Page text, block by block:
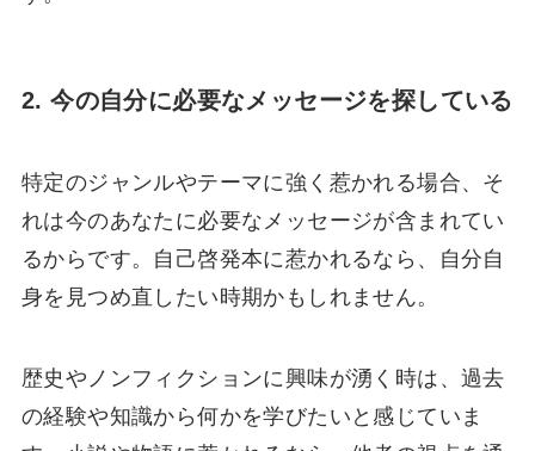
2. 今の自分に必要なメッセージを探している
特定のジャンルやテーマに強く惹かれる場合、そ
れは今のあなたに必要なメッセージが含まれてい
るからです。自己啓発本に惹かれるなら、自分自
身を見つめ直したい時期かもしれません。
歴史やノンフィクションに興味が湧く時は、過去
の経験や知識から何かを学びたいと感じていま